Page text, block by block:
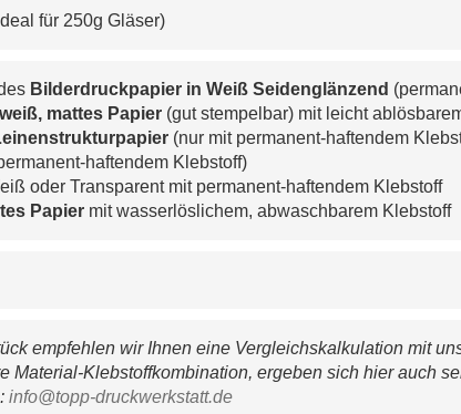
(ideal für 250g Gläser)
Bilderdruckpapier in Weiß Seidenglänzend
mattes Papier (gut stempelbar) mit leicht
(nur mit permanent-haftendem
haftendem Klebstoff)
oder Transparent mit permanent-haftendem Klebstoff
Papier mit wasserlöslichem, abwaschbarem Klebstoff
empfehlen wir Ihnen eine Vergleichskalkulation mit
Material-Klebstoffkombination, ergeben sich hier auch
info@topp-druckwerkstatt.de